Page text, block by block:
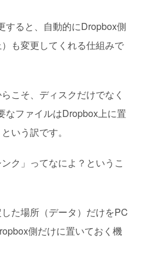
すると、自動的にDropbox側
）も変更してくれる仕組みで
こそ、ディスクだけでなく
なファイルはDropbox上に置
いう訳です。
ク」ってなによ？というこ
た場所（データ）だけをPC
側だけに置いておく機